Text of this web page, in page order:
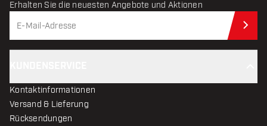
Erhalten Sie die neuesten Angebote und Aktionen
Kontaktinformationen
Versand & Lieferung
Rücksendungen